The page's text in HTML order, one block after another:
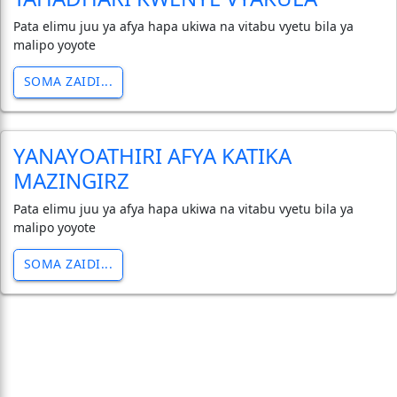
Pata elimu juu ya afya hapa ukiwa na vitabu vyetu bila ya
malipo yoyote
SOMA ZAIDI...
YANAYOATHIRI AFYA KATIKA
MAZINGIRZ
Pata elimu juu ya afya hapa ukiwa na vitabu vyetu bila ya
malipo yoyote
SOMA ZAIDI...